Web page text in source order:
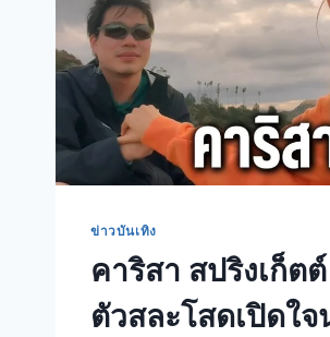
ข่าวบันเทิง
คาริสา สปริงเก็ต
ตัวสละโสดเปิดใ